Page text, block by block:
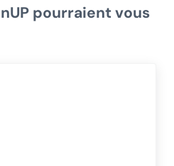
pourraient vous